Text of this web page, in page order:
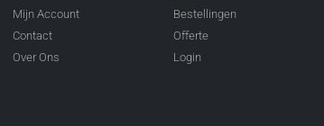
Mijn Account
Contact
Over Ons
Bestellingen
Offerte
Login